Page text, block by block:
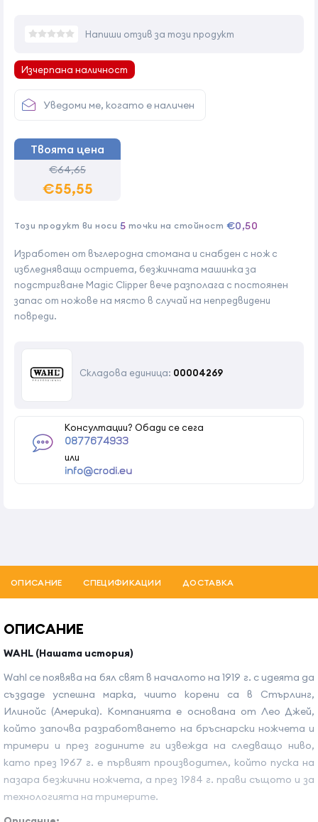
Изработен от въглеродна стомана и снабден с нож с
избледняващи остриета, безжичната машинка за
подстригване Magic Clipper вече разполага с постоянен
запас от ножове на място в случай на непредвидени
повреди.
Складова единица: 00004269
Консултации? Обади се сега
0877674933
или
info@crodi.eu
Напиши отзив за този продукт
Изчерпана наличност
Уведоми ме, когато е наличен
Твоята цена
€64,65
€55,55
Този продукт ви носи 5 точки на стойност €0,50
ОПИСАНИЕ СПЕЦИФИКАЦИИ ДОСТАВКА
ОПИСАНИЕ
WAHL (Нашата история)
Wahl се появява на бял свят в началото на 1919 г. с идеята да
създаде успешна марка, чиито корени са в Стърлинг,
Илинойс (Америка). Компанията е основана от Лео Джей,
който започва разработването на бръснарски ножчета и
тримери и през годините ги извежда на следващо ниво,
като през 1967 г. е първият производител, който пуска на
пазара безжични ножчета, а през 1984 г. прави същото и за
технологията на тримерите.